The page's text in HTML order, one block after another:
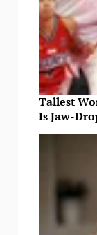
Tallest
Is Jaw-